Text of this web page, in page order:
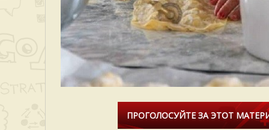
ПРОГОЛОСУЙТЕ ЗА ЭТОТ